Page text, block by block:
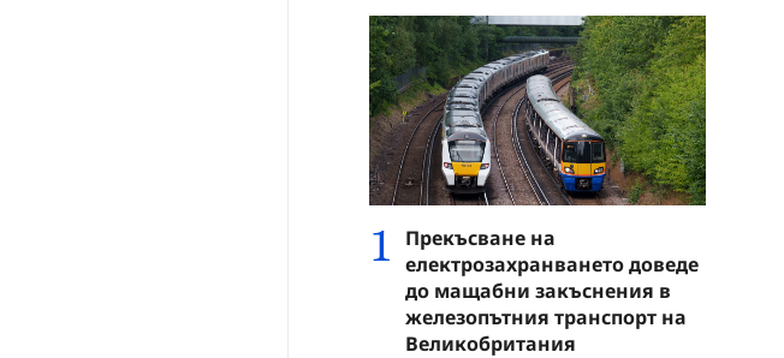
1
Прекъсване на
електрозахранването доведе
до мащабни закъснения в
железопътния транспорт на
Великобритания